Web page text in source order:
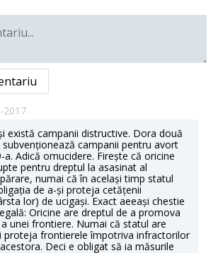
2017
există campanii distructive. Dora două
campanii pentru avort
a. Adică omucidere. Firește că oricine
pentru dreptul la asasinat al
numai că în același timp statul
de a-și proteja cetățenii
lor) de ucigași. Exact aeeași chestie
Oricine are dreptul de a promova
unei frontiere. Numai că statul are
proteja frontierele împotriva infractorilor
Deci e obligat să ia măsurile